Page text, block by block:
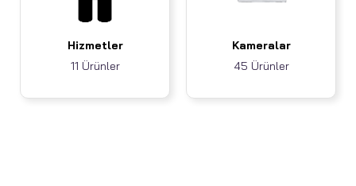
Hizmetler
11 Ürünler
Kameralar
45 Ürünler